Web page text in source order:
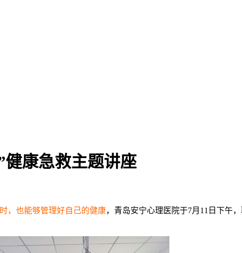
康急救主题讲座
，也能够管理好自己的健康，青岛安宁心理医院于7月11日下午